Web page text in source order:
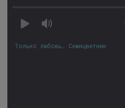
Только любовь. Семицветник